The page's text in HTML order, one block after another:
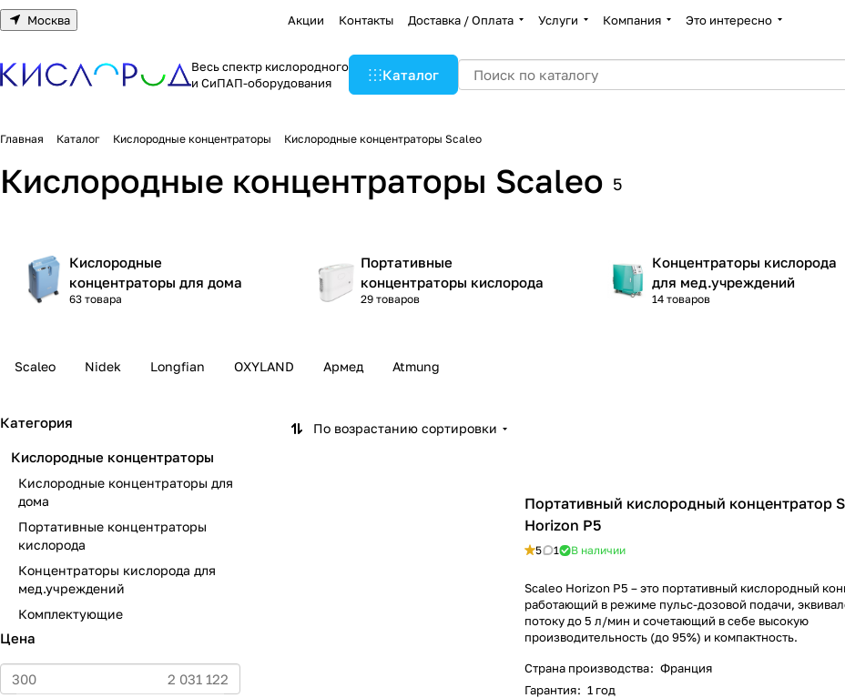
Москва Акции Контакты Доставка / Оплата Услуги Компания Это интересно
Весь спектр кислородного
и СиПАП-оборудования
Каталог
Главная Каталог Кислородные концентраторы Кислородные концентраторы Scaleo
Кислородные концентраторы Scaleo 5
Кислородные
концентраторы для дома
63 товара
Портативные
концентраторы кислорода
29 товаров
Концентраторы кислорода
для мед.учреждений
14 товаров
Scaleo Nidek Longfian OXYLAND Армед Atmung
По возрастанию сортировки
Портативный кислородный концентратор
Horizon P5
5 1 В наличии
Scaleo Horizon P5 – это портативный кислородный
работающий в режиме пульс-дозовой подачи,
потоку до 5 л/мин и сочетающий в себе высокую
производительность (до 95%) и компактность.
Страна производства: Франция
Гарантия: 1 год
Категория
Кислородные концентраторы
Кислородные концентраторы для
дома
Портативные концентраторы
кислорода
Концентраторы кислорода для
мед.учреждений
Комплектующие
Цена